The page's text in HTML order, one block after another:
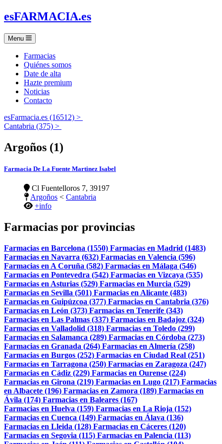
esFARMACIA.es
Menu
Farmacias
Quiénes somos
Date de alta
Hazte premium
Noticias
Contacto
esFarmacia.es (16512) >
Cantabria (375) >
Argoños (1)
Farmacia De La Fuente Martinez Isabel
Cl Fuentelloros 7, 39197
Argoños < Cantabria
+info
Farmacias por provincias
Farmacias en Barcelona (1550) Farmacias en Madrid (1483)
Farmacias en Navarra (632) Farmacias en Valencia (596)
Farmacias en A Coruña (582) Farmacias en Málaga (546)
Farmacias en Pontevedra (542) Farmacias en Vizcaya (535)
Farmacias en Asturias (529) Farmacias en Murcia (529)
Farmacias en Sevilla (501) Farmacias en Alicante (483)
Farmacias en Guipúzcoa (377) Farmacias en Cantabria (376)
Farmacias en León (373) Farmacias en Tenerife (343)
Farmacias en Las Palmas (337) Farmacias en Badajoz (324)
Farmacias en Valladolid (318) Farmacias en Toledo (299)
Farmacias en Salamanca (289) Farmacias en Córdoba (273)
Farmacias en Granada (264) Farmacias en Almería (258)
Farmacias en Burgos (252) Farmacias en Ciudad Real (251)
Farmacias en Tarragona (250) Farmacias en Zaragoza (247)
Farmacias en Cádiz (229) Farmacias en Ourense (224)
Farmacias en Girona (219) Farmacias en Lugo (217) Farmacias
en Albacete (196) Farmacias en Zamora (189) Farmacias en
Ávila (174) Farmacias en Baleares (167)
Farmacias en Huelva (159) Farmacias en La Rioja (152)
Farmacias en Cuenca (149) Farmacias en Álava (136)
Farmacias en Lleida (128) Farmacias en Cáceres (120)
Farmacias en Segovia (115) Farmacias en Palencia (113)